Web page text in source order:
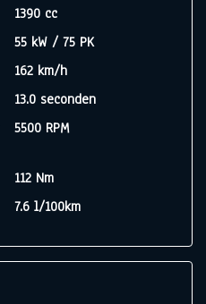
1390 cc
55 kW / 75 PK
162 km/h
13.0 seconden
5500 RPM
112 Nm
7.6 l/100km